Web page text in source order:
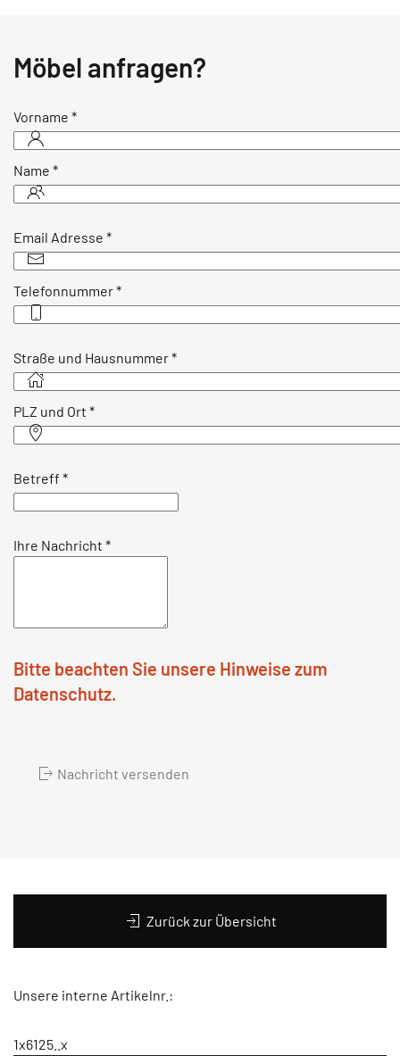
Möbel anfragen?
Vorname *
Name *
Email Adresse *
Telefonnummer*
Straße und Hausnummer*
PLZ und Ort *
Betreff *
Ihre Nachricht *
Bitte beachten Sie unsere Hinweise zum
Datenschutz.
Nachricht versenden
Zurück zur Übersicht
Unsere interne Artikelnr.:
1x6125..x